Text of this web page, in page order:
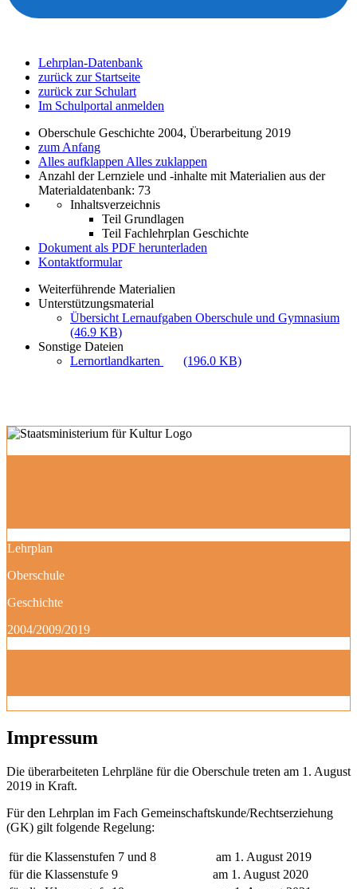
Lehrplan-Datenbank
zurück zur Startseite
zurück zur Schulart
Im Schulportal anmelden
Oberschule Geschichte 2004, Überarbeitung 2019
zum Anfang
Alles aufklappen Alles zuklappen
Anzahl der Lernziele und -inhalte mit Materialien aus der
Materialdatenbank: 73
Inhaltsverzeichnis
Teil Grundlagen
Teil Fachlehrplan Geschichte
Dokument als PDF herunterladen
Kontaktformular
Weiterführende Materialien
Unterstützungsmaterial
Übersicht Lernaufgaben Oberschule und Gymnasium
(46.9 KB)
Sonstige Dateien
Lernortlandkarten
(196.0 KB)
Lehrplan
Oberschule
Geschichte
2004/2009/2019
Impressum
Die überarbeiteten Lehrpläne für die Oberschule treten am 1. August
2019 in Kraft.
Für den Lehrplan im Fach Gemeinschaftskunde/Rechtserziehung
(GK) gilt folgende Regelung:
für die Klassenstufen 7 und 8
am 1. August 2019
für die Klassenstufe 9
am 1. August 2020